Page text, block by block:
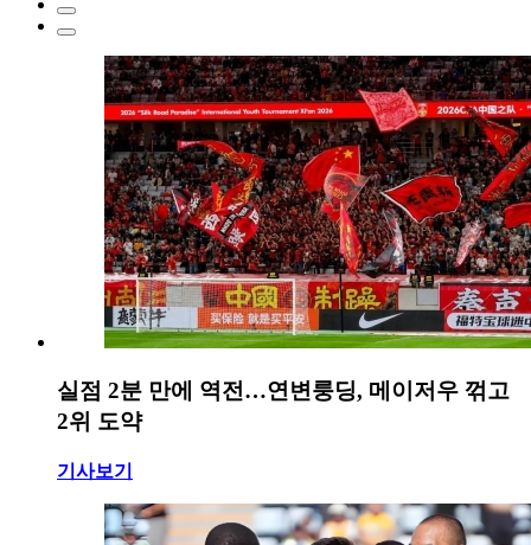
실점 2분 만에 역전…연변룽딩, 메이저우 꺾고
2위 도약
기사보기